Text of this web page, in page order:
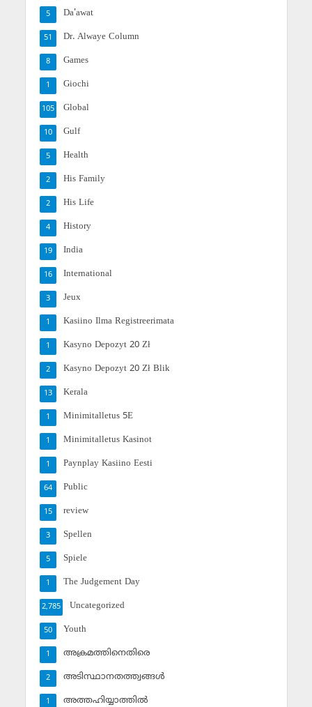
Da'awat
5
Dr. Alwaye Column
51
Games
8
Giochi
1
Global
105
Gulf
10
Health
5
His Family
2
His Life
2
History
4
India
19
International
16
Jeux
3
Kasiino Ilma Registreerimata
1
Kasyno Depozyt 20 Zł
1
Kasyno Depozyt 20 Zł Blik
2
Kerala
13
Minimitalletus 5E
1
Minimitalletus Kasinot
1
Paynplay Kasiino Eesti
1
Public
64
review
15
Spellen
3
Spiele
5
The Judgement Day
1
Uncategorized
2,785
Youth
50
അക്രമത്തിനെതിരെ
1
അടിസ്ഥാനതത്ത്വങ്ങള്‍
2
അത്തഹിയ്യാത്തില്‍
1